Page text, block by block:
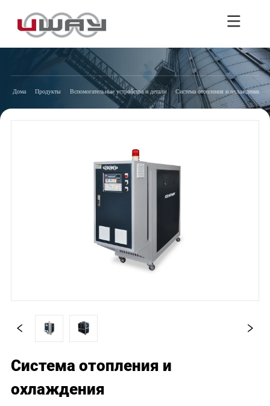
Дома Продукты Вспомогательные устройства и детали Система отопления и охлаждения
Система отопления и
охлаждения